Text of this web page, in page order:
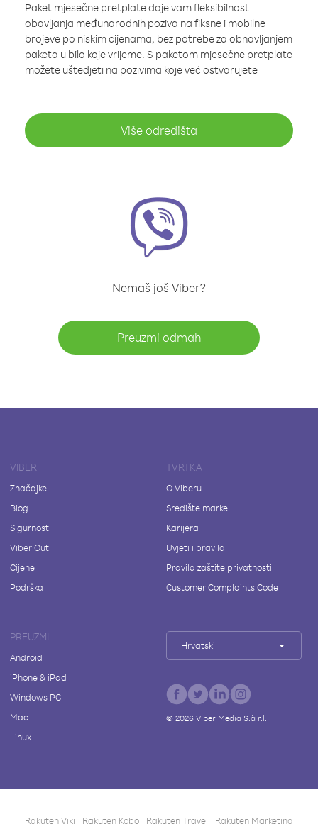
Paket mjesečne pretplate daje vam fleksibilnost
obavljanja međunarodnih poziva na fiksne i mobilne
brojeve po niskim cijenama, bez potrebe za obnavljanjem
paketa u bilo koje vrijeme. S paketom mjesečne pretplate
možete uštedjeti na pozivima koje već ostvarujete
Više odredišta
Nemaš još Viber?
Preuzmi odmah
VIBER
Značajke
Blog
Sigurnost
Viber Out
Cijene
Podrška
TVRTKA
O Viberu
Središte marke
Karijera
Uvjeti i pravila
Pravila zaštite privatnosti
Customer Complaints Code
PREUZMI
Android
iPhone & iPad
Windows PC
Mac
Linux
Hrvatski
© 2026Viber Media S.à r.l.
Rakuten Viki Rakuten Kobo Rakuten Travel Rakuten Marketing